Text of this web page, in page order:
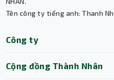
suốt nhờ quy trình
Tên công ty tiếng anh: Thanh
Công ty
Cộng đồng Thành Nhân
Trợ lý AI • Phản hồi